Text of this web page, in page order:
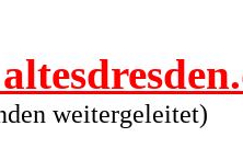
weitergeleitet)